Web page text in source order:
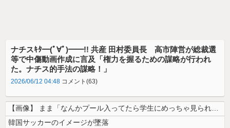
ナチスｷﾀ━(ﾟ∀ﾟ)━━!! 共産 田村委員長 高市陣営が総裁選
等で中傷動画作成に言及「権力を握るための謀略が行われ
た。ナチス的手法の謀略！」
2026/06/12 04:48 コメント(63)
【画像】 まま「なんかプール入ってたら学生にめっちゃ見られたw」
韓国サッカーのイメージが墜落